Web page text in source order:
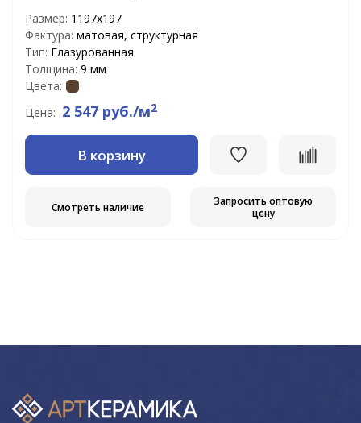
Размер: 1197х197
Фактура: матовая, структурная
Тип: Глазурованная
Толщина: 9 мм
Цвета:
Цена: 2 547 руб./м2
В корзину
Смотреть наличие
Запросить оптовую
цену